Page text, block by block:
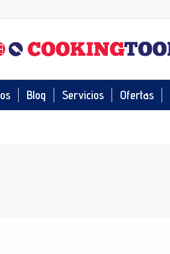
Blog Servicios Ofertas